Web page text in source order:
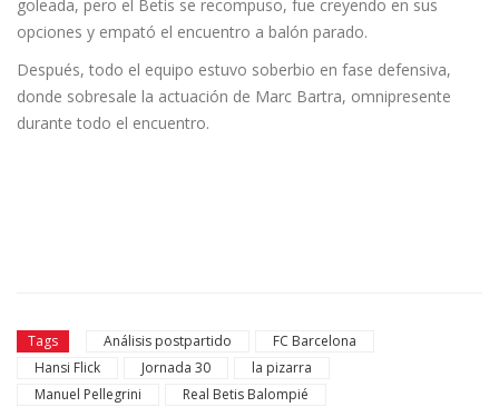
goleada, pero el Betis se recompuso, fue creyendo en sus
opciones y empató el encuentro a balón parado.
Después, todo el equipo estuvo soberbio en fase defensiva,
donde sobresale la actuación de Marc Bartra, omnipresente
durante todo el encuentro.
Tags Análisis postpartido
FC Barcelona
Hansi Flick
Jornada 30
la pizarra
Manuel Pellegrini
Real Betis Balompié